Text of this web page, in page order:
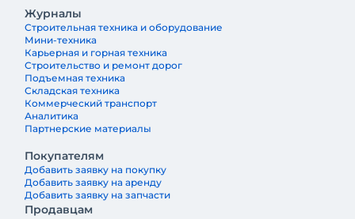
Тосно. В перспективе здесь планируют
наладить выпуск экскаваторов и
фронтальных погрузчиков Lovol
Журналы
Строительная техника и оборудование
Мини-техника
Карьерная и горная техника
Строительство и ремонт дорог
Подъемная техника
Складская техника
Коммерческий транспорт
Аналитика
Партнерские материалы
Покупателям
Добавить заявку на покупку
Добавить заявку на аренду
Добавить заявку на запчасти
Продавцам